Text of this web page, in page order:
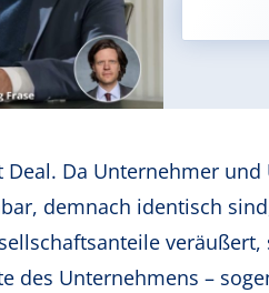
Da Unternehmer
demnach identisch
des Unternehmens –